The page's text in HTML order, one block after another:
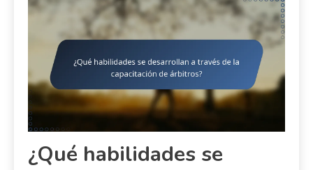
¿Qué habilidades se